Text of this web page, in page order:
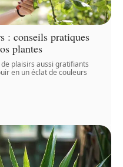
: conseils pratiques
plantes
plaisirs aussi gratifiants
en un éclat de couleurs